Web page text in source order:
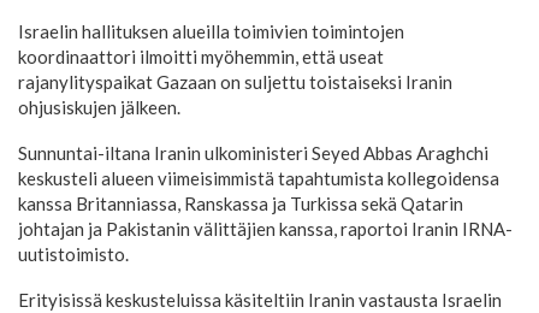
Israelin hallituksen alueilla toimivien toimintojen
koordinaattori ilmoitti myöhemmin, että useat
rajanylityspaikat Gazaan on suljettu toistaiseksi Iranin
ohjusiskujen jälkeen.
Sunnuntai-iltana Iranin ulkoministeri Seyed Abbas Araghchi
keskusteli alueen viimeisimmistä tapahtumista kollegoidensa
kanssa Britanniassa, Ranskassa ja Turkissa sekä Qatarin
johtajan ja Pakistanin välittäjien kanssa, raportoi Iranin IRNA-
uutistoimisto.
Erityisissä keskusteluissa käsiteltiin Iranin vastausta Israelin